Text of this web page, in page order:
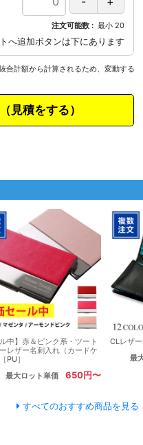
注文可能数 最小 20
合計額から計算されるため、変動する
ル中】赤＆ピンク系・ツート
レザー名刺入れ（カードケ
PU］
最大ロット単価
650円〜
CLレザ
最
すべてのおすすめ商品を見る